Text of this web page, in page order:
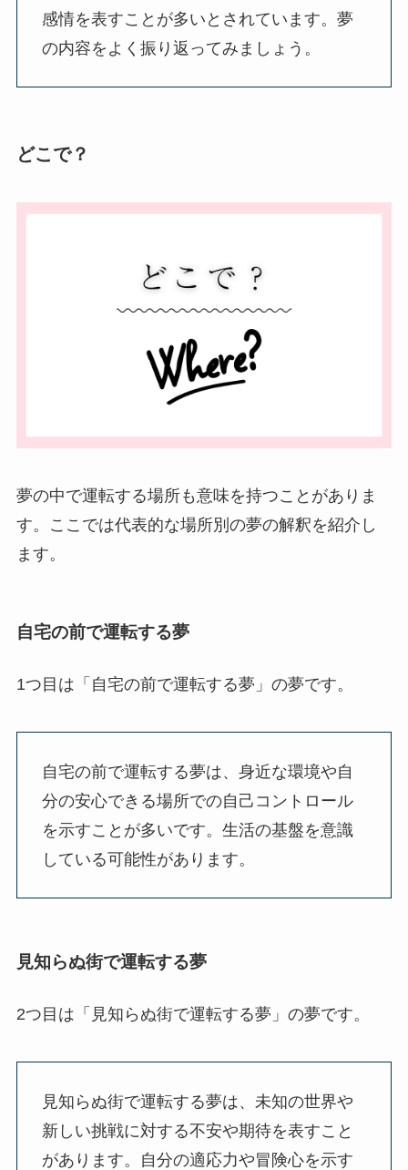
感情を表すことが多いとされています。夢
の内容をよく振り返ってみましょう。
どこで？
夢の中で運転する場所も意味を持つことがありま
す。ここでは代表的な場所別の夢の解釈を紹介し
ます。
自宅の前で運転する夢
1つ目は「自宅の前で運転する夢」の夢です。
自宅の前で運転する夢は、身近な環境や自
分の安心できる場所での自己コントロール
を示すことが多いです。生活の基盤を意識
している可能性があります。
見知らぬ街で運転する夢
2つ目は「見知らぬ街で運転する夢」の夢です。
見知らぬ街で運転する夢は、未知の世界や
新しい挑戦に対する不安や期待を表すこと
があります。自分の適応力や冒険心を示す